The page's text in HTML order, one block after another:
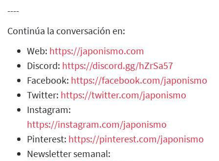
----
Continúa la conversación en:
Web: https://japonismo.com
Discord: https://discord.gg/hZrSa57
Facebook: https://facebook.com/japonismo
Twitter: https://twitter.com/japonismo
Instagram:
https://instagram.com/japonismo
Pinterest: https://pinterest.com/japonismo
Newsletter semanal: